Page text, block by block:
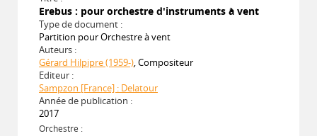
Erebus : pour orchestre d'instruments à vent
Type de document :
Partition pour Orchestre à vent
Auteurs :
Gérard Hilpipre (1959-), Compositeur
Editeur :
Sampzon [France] : Delatour
Année de publication :
2017
Orchestre :